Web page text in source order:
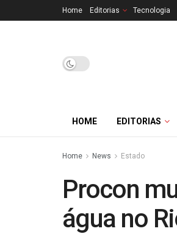
Home Editorias Tecnologia
HOME EDITORIAS
Home News Estado
Procon
água no